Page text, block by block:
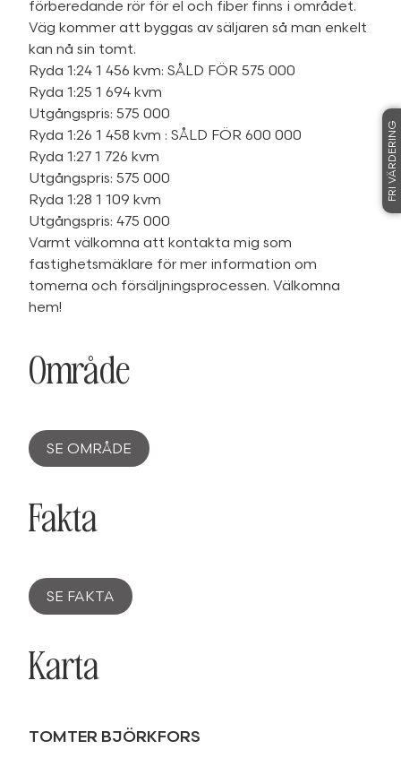
förberedande rör för el och fiber finns i området.
Väg kommer att byggas av säljaren så man enkelt
kan nå sin tomt.
Ryda 1:24 1 456 kvm: SÅLD FÖR 575 000
Ryda 1:25 1 694 kvm
Utgångspris: 575 000
Ryda 1:26 1 458 kvm : SÅLD FÖR 600 000
Ryda 1:27 1 726 kvm
Utgångspris: 575 000
Ryda 1:28 1 109 kvm
Utgångspris: 475 000
Varmt välkomna att kontakta mig som
fastighetsmäklare för mer information om
tomerna och försäljningsprocessen. Välkomna
hem!
Område
SE OMRÅDE
Fakta
SE FAKTA
Karta
TOMTER BJÖRKFORS
FRI VÄRDERING